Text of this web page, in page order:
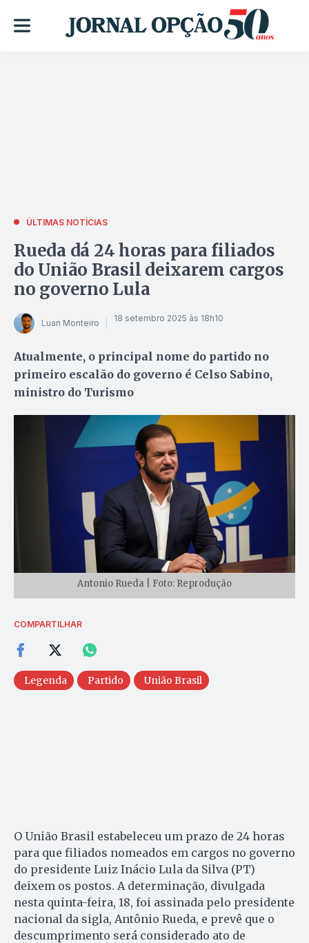
ÚLTIMAS NOTÍCIAS
Rueda dá 24 horas para filiados
do União Brasil deixarem cargos
no governo Lula
Luan Monteiro 18 setembro 2025 às 18h10
Atualmente, o principal nome do partido no
primeiro escalão do governo é Celso Sabino,
ministro do Turismo
Antonio Rueda | Foto: Reprodução
COMPARTILHAR
Legenda Partido União Brasil
O União Brasil estabeleceu um prazo de 24 horas
para que filiados nomeados em cargos no governo
do presidente Luiz Inácio Lula da Silva (PT)
deixem os postos. A determinação, divulgada
nesta quinta-feira, 18, foi assinada pelo presidente
nacional da sigla, Antônio Rueda, e prevê que o
descumprimento será considerado ato de